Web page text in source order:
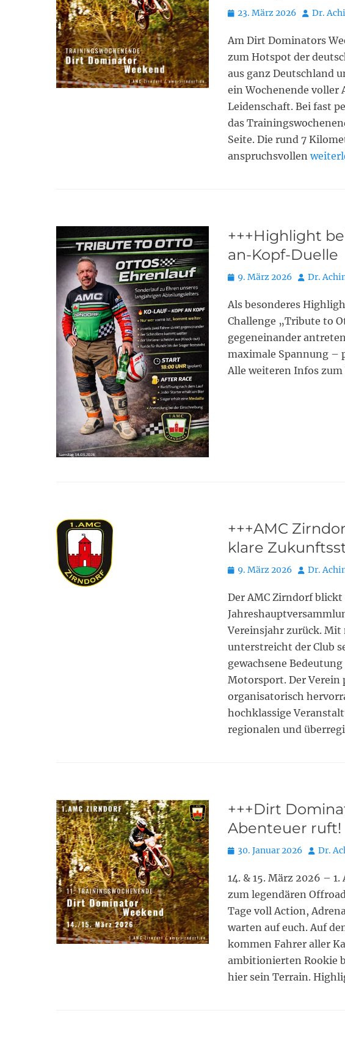
Posted
23. März 2026 Autor
Dr.
Am Dirt Dominators
zum Hotspot der
aus ganz Deutschland
ein Wochenende voller
Leidenschaft. Bei fast
das
Seite. Die rund 7
anspruchsvollen
+++Highlight
an-Kopf-Duelle
Posted
9. März 2026 Autor
Dr.
Als besonderes
Challenge „Tribute to
gegeneinander
maximale Spannung –
Alle weiteren Infos
+++AMC
klare
Posted
9. März 2026 Autor
Dr.
Der AMC Zirndorf
Vereinsjahr zurück.
unterstreicht der Club
gewachsene
Motorsport. Der Verein
organisatorisch
hochklassige
regionalen und
+++Dirt
Abenteuer ruft!
Posted
30. Januar 2026 Autor
Dr.
14. & 15. März 2026 –
zum legendären
Tage voll Action,
warten auf euch. Auf
kommen Fahrer aller
ambitionierten Rookie
hier sein Terrain.